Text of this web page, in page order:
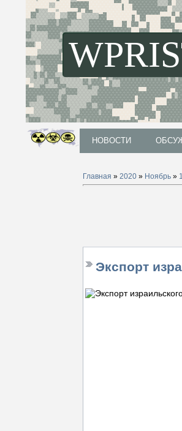
НОВОСТИ
Главная » 2020 » Ноябрь »
Экспорт